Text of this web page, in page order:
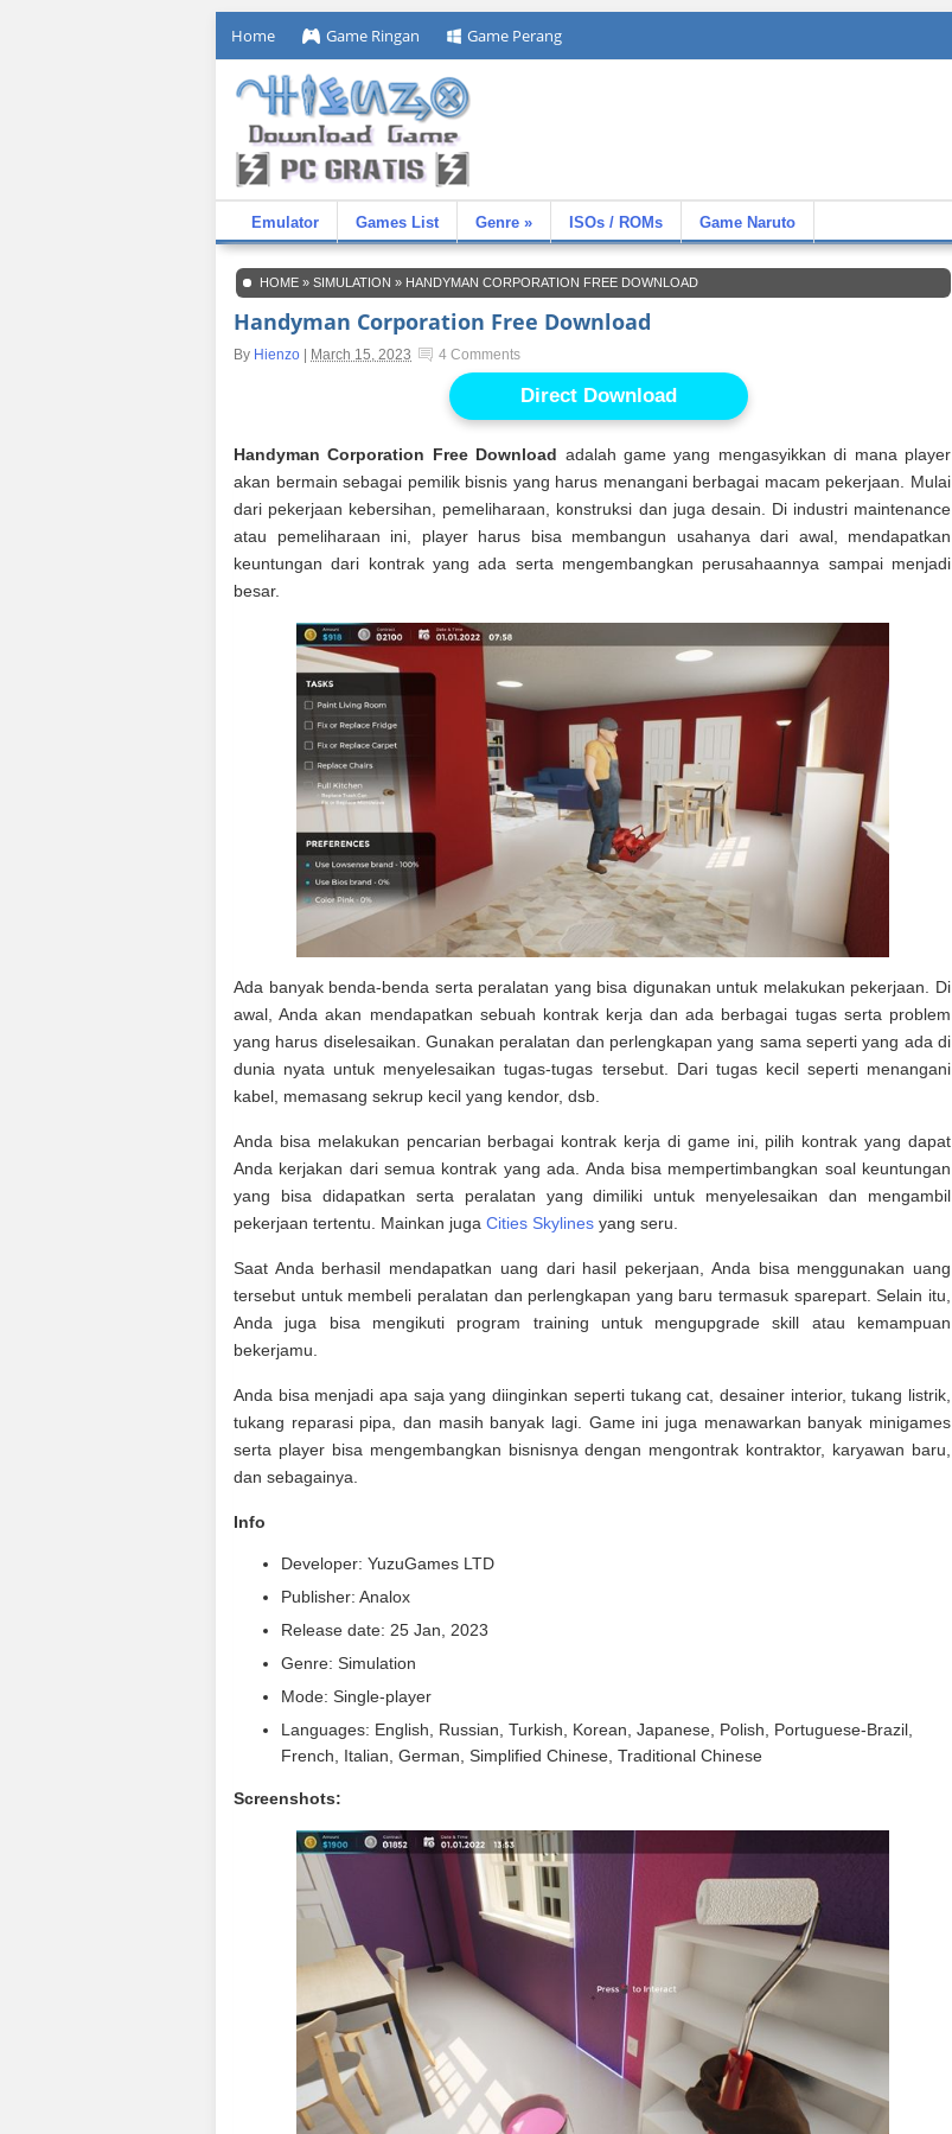
Home Game Ringan Game Perang
Emulator Games List Genre » ISOs / ROMs Game Naruto
HOME » SIMULATION » HANDYMAN CORPORATION FREE DOWNLOAD
Handyman Corporation Free Download
By Hienzo March 15, 2023 4 Comments
Direct Download
Handyman Corporation Free Download adalah game yang mengasyikkan di mana player
akan bermain sebagai pemilik bisnis yang harus menangani berbagai macam pekerjaan. Mulai
dari pekerjaan kebersihan, pemeliharaan, konstruksi dan juga desain. Di industri maintenance
atau pemeliharaan ini, player harus bisa membangun usahanya dari awal, mendapatkan
keuntungan dari kontrak yang ada serta mengembangkan perusahaannya sampai menjadi
besar.
Ada banyak benda-benda serta peralatan yang bisa digunakan untuk melakukan pekerjaan. Di
awal, Anda akan mendapatkan sebuah kontrak kerja dan ada berbagai tugas serta problem
yang harus diselesaikan. Gunakan peralatan dan perlengkapan yang sama seperti yang ada di
dunia nyata untuk menyelesaikan tugas-tugas tersebut. Dari tugas kecil seperti menangani
kabel, memasang sekrup kecil yang kendor, dsb.
Anda bisa melakukan pencarian berbagai kontrak kerja di game ini, pilih kontrak yang dapat
Anda kerjakan dari semua kontrak yang ada. Anda bisa mempertimbangkan soal keuntungan
yang bisa didapatkan serta peralatan yang dimiliki untuk menyelesaikan dan mengambil
pekerjaan tertentu. Mainkan juga Cities Skylines yang seru.
Saat Anda berhasil mendapatkan uang dari hasil pekerjaan, Anda bisa menggunakan uang
tersebut untuk membeli peralatan dan perlengkapan yang baru termasuk sparepart. Selain itu,
Anda juga bisa mengikuti program training untuk mengupgrade skill atau kemampuan
bekerjamu.
Anda bisa menjadi apa saja yang diinginkan seperti tukang cat, desainer interior, tukang listrik,
tukang reparasi pipa, dan masih banyak lagi. Game ini juga menawarkan banyak minigames
serta player bisa mengembangkan bisnisnya dengan mengontrak kontraktor, karyawan baru,
dan sebagainya.
Info
Developer: YuzuGames LTD
Publisher: Analox
Release date: 25 Jan, 2023
Genre: Simulation
Mode: Single-player
Languages: English, Russian, Turkish, Korean, Japanese, Polish, Portuguese-Brazil,
French, Italian, German, Simplified Chinese, Traditional Chinese
Screenshots: